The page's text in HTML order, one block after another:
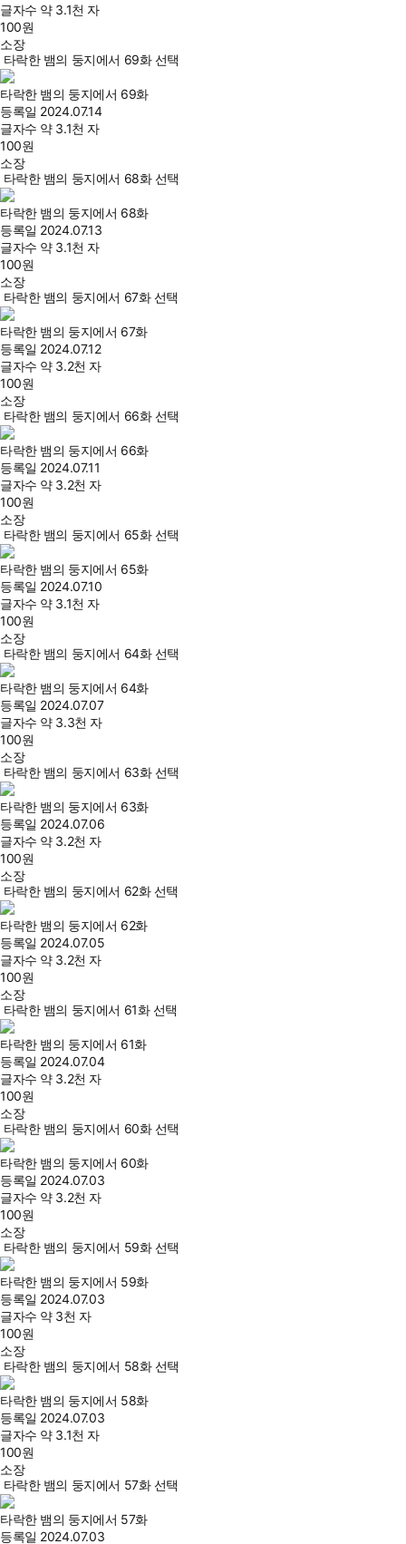
글자수 약 3.1천 자
100원
소장
타락한 뱀의 둥지에서 69화 선택
타락한 뱀의 둥지에서 69화
등록일 2024.07.14
글자수 약 3.1천 자
100원
소장
타락한 뱀의 둥지에서 68화 선택
타락한 뱀의 둥지에서 68화
등록일 2024.07.13
글자수 약 3.1천 자
100원
소장
타락한 뱀의 둥지에서 67화 선택
타락한 뱀의 둥지에서 67화
등록일 2024.07.12
글자수 약 3.2천 자
100원
소장
타락한 뱀의 둥지에서 66화 선택
타락한 뱀의 둥지에서 66화
등록일 2024.07.11
글자수 약 3.2천 자
100원
소장
타락한 뱀의 둥지에서 65화 선택
타락한 뱀의 둥지에서 65화
등록일 2024.07.10
글자수 약 3.1천 자
100원
소장
타락한 뱀의 둥지에서 64화 선택
타락한 뱀의 둥지에서 64화
등록일 2024.07.07
글자수 약 3.3천 자
100원
소장
타락한 뱀의 둥지에서 63화 선택
타락한 뱀의 둥지에서 63화
등록일 2024.07.06
글자수 약 3.2천 자
100원
소장
타락한 뱀의 둥지에서 62화 선택
타락한 뱀의 둥지에서 62화
등록일 2024.07.05
글자수 약 3.2천 자
100원
소장
타락한 뱀의 둥지에서 61화 선택
타락한 뱀의 둥지에서 61화
등록일 2024.07.04
글자수 약 3.2천 자
100원
소장
타락한 뱀의 둥지에서 60화 선택
타락한 뱀의 둥지에서 60화
등록일 2024.07.03
글자수 약 3.2천 자
100원
소장
타락한 뱀의 둥지에서 59화 선택
타락한 뱀의 둥지에서 59화
등록일 2024.07.03
글자수 약 3천 자
100원
소장
타락한 뱀의 둥지에서 58화 선택
타락한 뱀의 둥지에서 58화
등록일 2024.07.03
글자수 약 3.1천 자
100원
소장
타락한 뱀의 둥지에서 57화 선택
타락한 뱀의 둥지에서 57화
등록일 2024.07.03